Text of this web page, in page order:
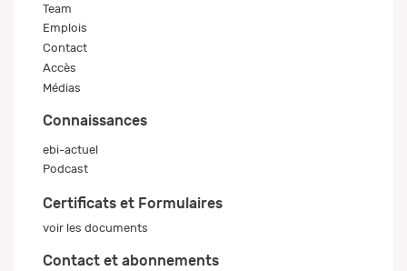
Team
Emplois
Contact
Accès
Médias
Connaissances
ebi-actuel
Podcast
Certificats et Formulaires
voir les documents
Contact et abonnements